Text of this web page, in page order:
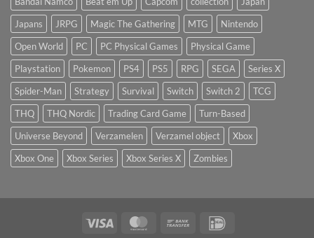
Japans
JRPG Magic The Gathering MTG
Nintendo
Open World
PC PC Physical Games
Physical Game
Playstation
Pokemon PS4 PS5 RPG SEGA
Series X
Spider-Man
Strategy Survival Switch Switch 2
TCG
THQ
THQ Nordic Trading Card Game
Turn-Based
Universe Beyond
Verzamelen Verzamel object
Xbox
Xbox One
Xbox Series Xbox Series X Zombies